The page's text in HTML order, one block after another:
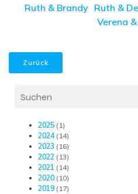
Ruth & Brandy Ruth &
Verena
Zurück
2025 (1)
2024(14)
2023 (16)
2022 (13)
2021 (14)
2020 (10)
2019 (17)